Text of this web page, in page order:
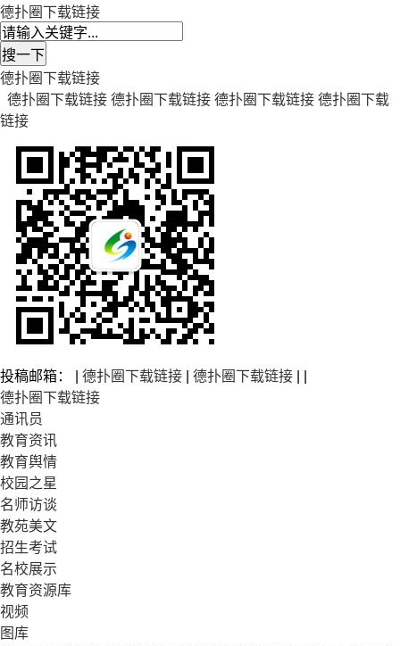
德扑圈下载链接
德扑圈下载链接
德扑圈下载链接 德扑圈下载链接 德扑圈下载链接 德扑圈下载
链接
投稿邮箱： | 德扑圈下载链接 德扑圈下载链接
德扑圈下载链接
通讯员
教育资讯
教育舆情
校园之星
名师访谈
教苑美文
招生考试
名校展示
教育资源库
视频
图库